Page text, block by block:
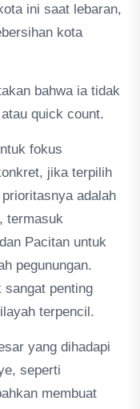
ini saat lebaran,
kota
bahwa ia tidak
quick count.
fokus
jika terpilih
adalah
termasuk
Pacitan untuk
pegunungan.
sangat penting
terpencil.
yang dihadapi
seperti
membuat